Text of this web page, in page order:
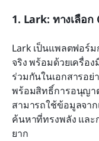
1. Lark: ทางเลือ
Lark เป็นแพลตฟอร์
จริง พร้อมด้วยเครื่อ
ร่วมกันในเอกสารอ
พร้อมสิทธิ์การอนุญา
สามารถใช้ข้อมูลจาก
ค้นหาที่ทรงพลัง และ
ยาก